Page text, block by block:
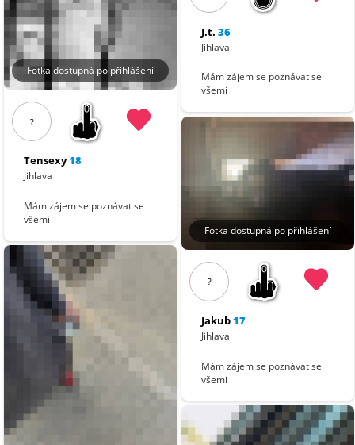
Fotka dostupná po přihlášení
?
Tensexy18
Jihlava
Mám zájem se poznávat se
všemi
J.t. 36
Jihlava
Mám zájem se poznávat se
všemi
Fotka dostupná po přihlášení
?
Jakub17
Jihlava
Mám zájem se poznávat se
všemi